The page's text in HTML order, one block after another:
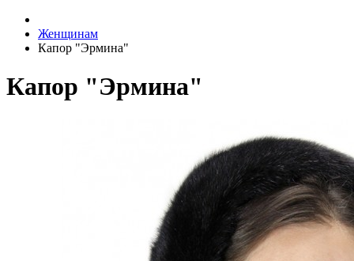
Женщинам
Капор "Эрмина"
Капор "Эрмина"